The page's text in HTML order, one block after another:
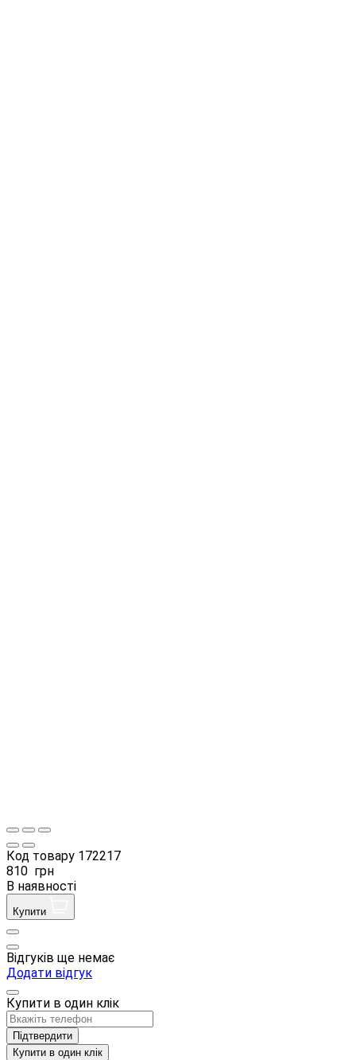
Код товару 172217
810 грн
В наявності
Купити
Відгуків ще немає
Додати відгук
Купити в один клік
Підтвердити
Купити в один клік